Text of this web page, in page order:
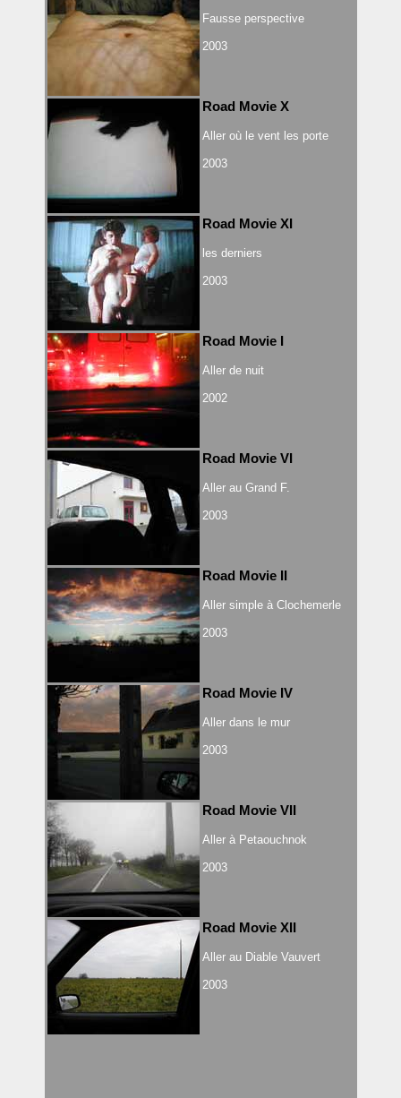
Fausse perspective
2003
Road Movie X
Aller où le vent les porte
2003
Road Movie XI
les derniers
2003
Road Movie I
Aller de nuit
2002
Road Movie VI
Aller au Grand F.
2003
Road Movie II
Aller simple à Clochemerle
2003
Road Movie IV
Aller dans le mur
2003
Road Movie VII
Aller à Petaouchnok
2003
Road Movie XII
Aller au Diable Vauvert
2003